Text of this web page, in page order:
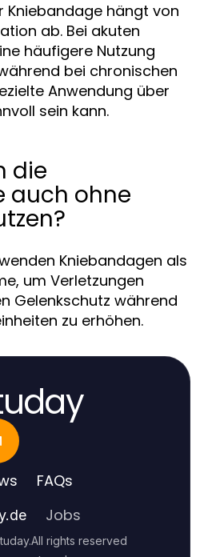
Kniebandage hängt von
ab. Bei akuten
häufigere Nutzung
bei chronischen
Anwendung über
sein kann.
die
auch ohne
Kniebandagen als
um Verletzungen
Gelenkschutz während
zu erhöhen.
FAQs
Jobs
.All rights reserved